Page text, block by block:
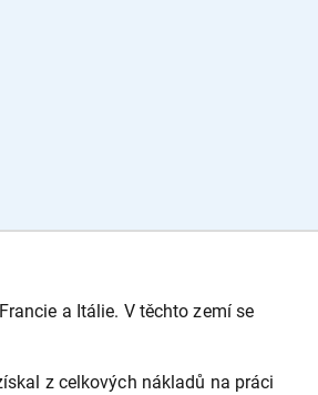
a Itálie. V těchto zemí se
z celkových nákladů na práci